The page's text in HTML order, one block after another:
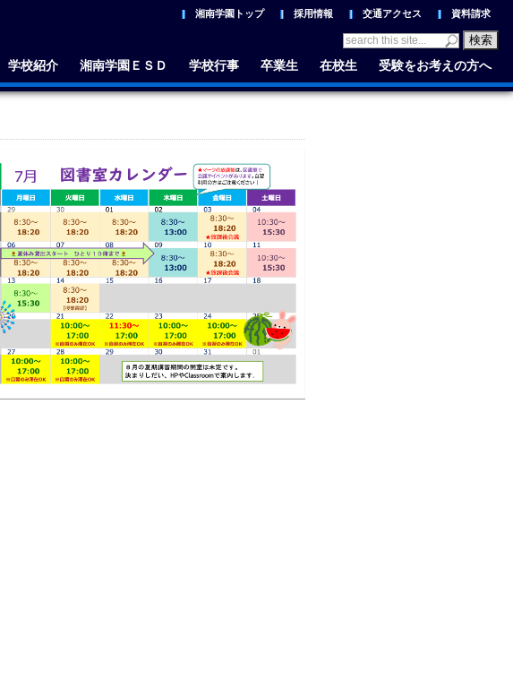
湘南学園トップ 採用情報 交通アクセス 資料請求
学校紹介 湘南学園ＥＳＤ 学校行事 卒業生 在校生 受験をお考えの方へ